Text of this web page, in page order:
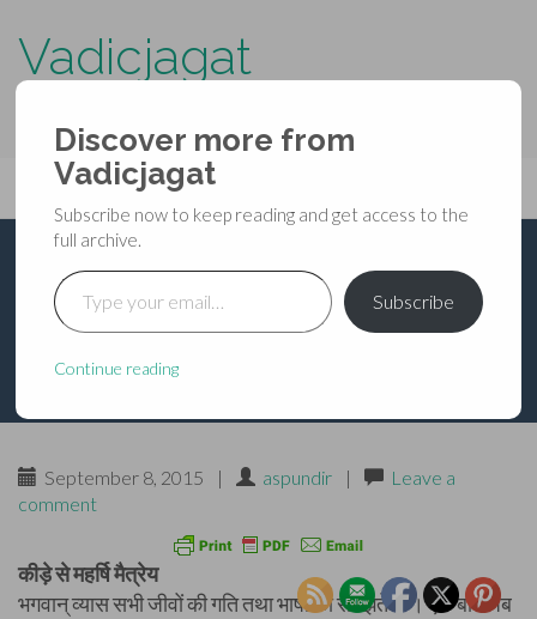
Vadicjagat
Primary
Menu
content
Vadicjagat
कीड़े से महर्षि मैत्रेय
September 8, 2015 | aspundir |
Leave a
comment
कीड़े से महर्षि मैत्रेय
भगवान् व्यास सभी जीवों की गति तथा भाषा को समझते थे । एक बार जब
Discover more from
Vadicjagat
Subscribe now to keep reading and get access to the
full archive.
Type your email…
Subscribe
Continue reading